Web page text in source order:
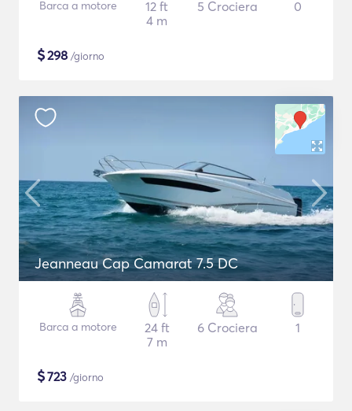
Barca a motore
12 ft
4 m
5 Crociera 0
$298 /giorno
Jeanneau Cap Camarat 7.5 DC
Barca a motore
24 ft
7 m
6 Crociera 1
$723 /giorno